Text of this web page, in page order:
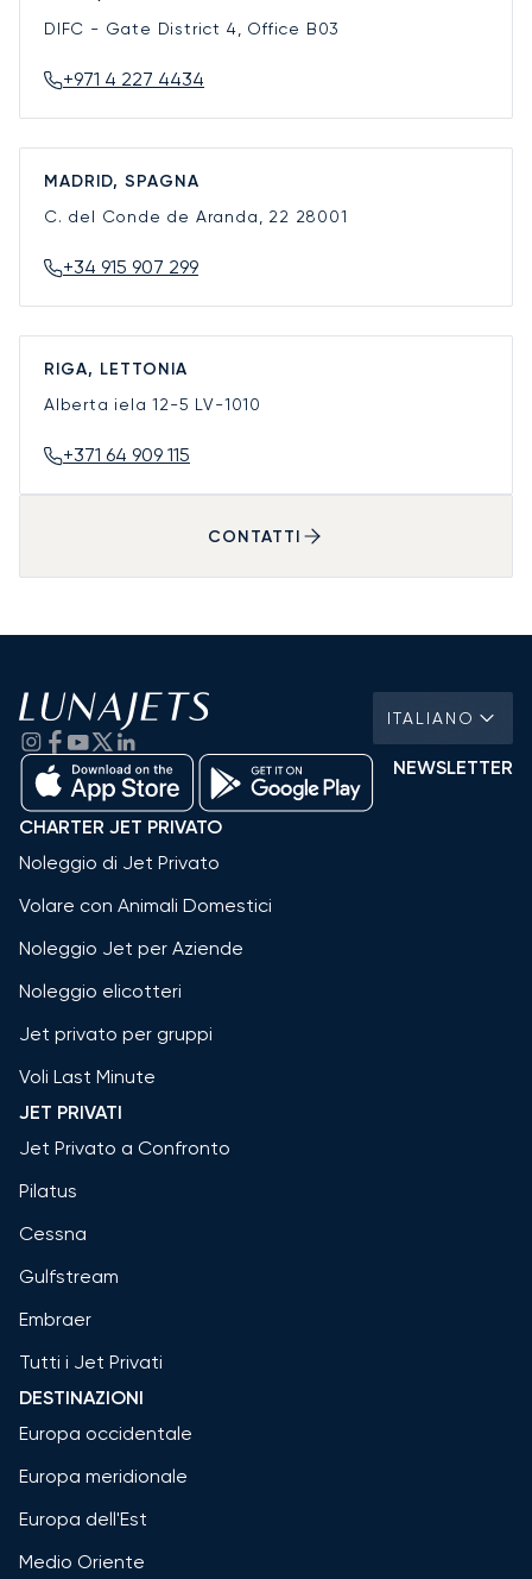
DIFC - Gate District 4, Office B03
+971 4 227 4434
MADRID, SPAGNA
C. del Conde de Aranda, 22 28001
+34 915 907 299
RIGA, LETTONIA
Alberta iela 12-5 LV-1010
+371 64 909 115
CONTATTI
ITALIANO
NEWSLETTER
CHARTER JET PRIVATO
Noleggio di Jet Privato
Volare con Animali Domestici
Noleggio Jet per Aziende
Noleggio elicotteri
Jet privato per gruppi
Voli Last Minute
JET PRIVATI
Jet Privato a Confronto
Pilatus
Cessna
Gulfstream
Embraer
Tutti i Jet Privati
DESTINAZIONI
Europa occidentale
Europa meridionale
Europa dell'Est
Medio Oriente